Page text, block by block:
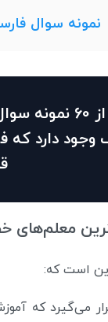
نمونه سوال
بیش از 60
وجود دارد
است که:
می‌گیرد که